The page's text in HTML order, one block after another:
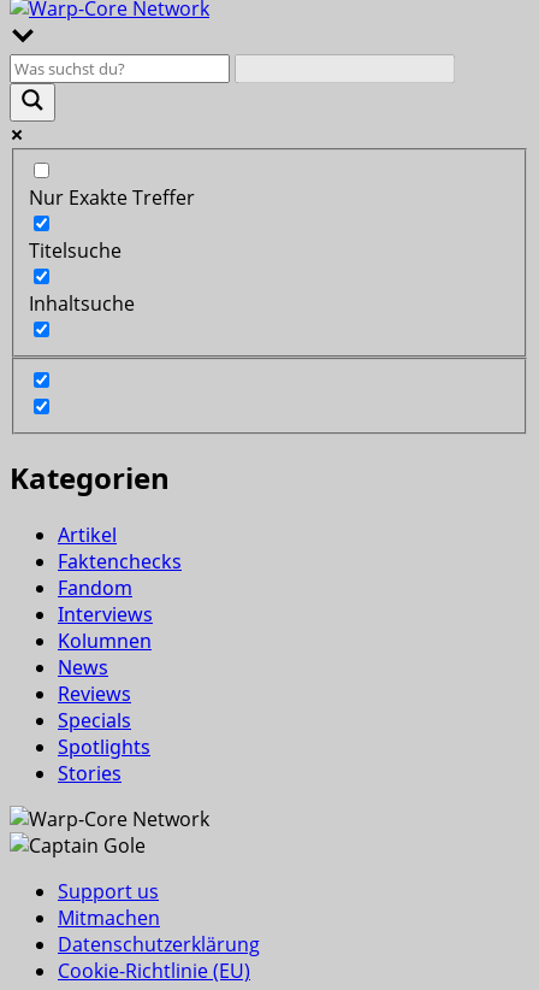
Nur Exakte Treffer
Titelsuche
Inhaltsuche
Kategorien
Artikel
Faktenchecks
Fandom
Interviews
Kolumnen
News
Reviews
Specials
Spotlights
Stories
Support us
Mitmachen
Datenschutzerklärung
Cookie-Richtlinie (EU)